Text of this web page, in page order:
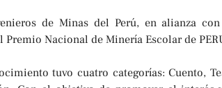
de Minas del Perú, en alianza
Premio Nacional de Minería Escolar de
tuvo cuatro categorías: Cuento,